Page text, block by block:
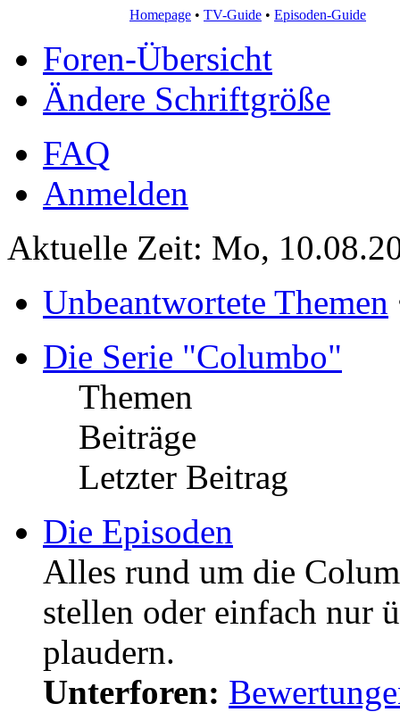
Homepage • TV-Guide • Episoden-Guide
Foren-Übersicht
Ändere Schriftgröße
FAQ
Anmelden
Aktuelle Zeit: Mo,
Unbeantwortete Themen
Die Serie "Columbo"
Themen
Beiträge
Letzter Beitrag
Die Episoden
Alles rund um die
stellen oder einfach nur
plaudern.
Unterforen: